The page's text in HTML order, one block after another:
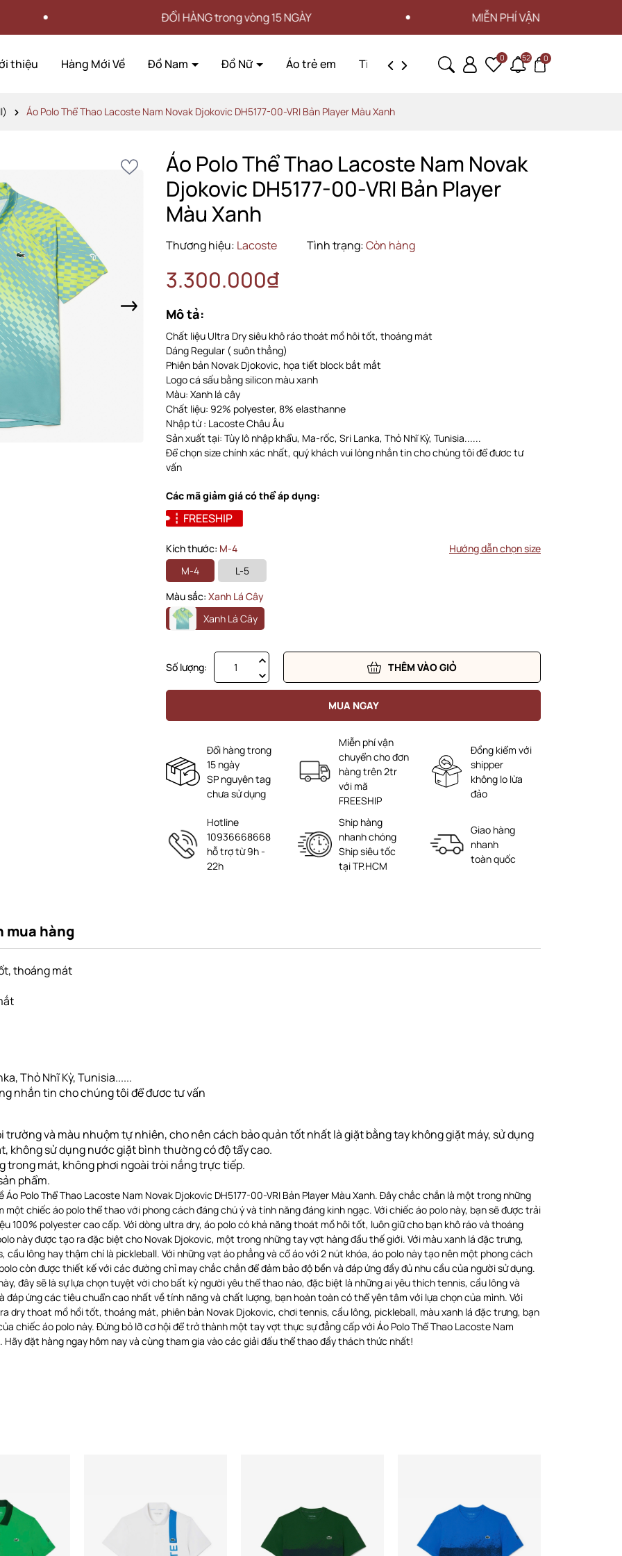
ĐỔI HÀNG trong vòng 15 NGÀY MIỄN PHÍ VẬN CHUYỂN CHO ĐƠN HÀNG
thiệu Hàng Mới Về Đồ Nam Đồ Nữ Áo trẻ em Tin tức Liên hệ 0 52 0
Áo Polo Thể Thao Lacoste Nam Novak Djokovic DH5177-00-VRI Bản Player Màu Xanh
Áo Polo Thể Thao Lacoste Nam Novak
Djokovic DH5177-00-VRI Bản Player
Màu Xanh
Thương hiệu: Lacoste Tình trạng:Còn hàng
3.300.000₫
Mô tả:
Chất liệu Ultra Dry siêu khô ráo thoát mồ hôi tốt, thoáng mát
Dáng Regular ( suôn thẳng)
Phiên bản Novak Djokovic, họa tiết block bắt mắt
Logo cá sấu bằng silicon màu xanh
Màu: Xanh lá cây
Chất liệu: 92% polyester, 8% elasthanne
Nhập từ : Lacoste Châu Âu
Sản xuất tại: Tùy lô nhập khẩu, Ma-rốc, Sri Lanka, Thỏ Nhĩ Kỳ, Tunisia......
Để chọn size chính xác nhất, quý khách vui lòng nhắn tin cho chúng tôi để đươc tư
vấn
Các mã giảm giá có thể áp dụng:
FREESHIP
Kích thước: M-4
Hướng dẫn chọn size
M-4
L-5
Màu sắc: Xanh Lá Cây
Xanh Lá Cây
Số lượng: THÊM VÀO GIỎ
MUA NGAY
Đổi hàng trong
15 ngày
SP nguyên tag
chưa sử dụng
Miễn phí vận
chuyển cho đơn
hàng trên 2tr
với mã
FREESHIP
Đồng kiểm với
shipper
không lo lừa
đảo
Hotline
10936668668
hỗ trợ từ 9h -
22h
Ship hàng
nhanh chóng
Ship siêu tốc
tại TP.HCM
Giao hàng
nhanh
toàn quốc
mua hàng
thoáng mát
Thỏ Nhĩ Kỳ, Tunisia......
nhắn tin cho chúng tôi để đươc tư vấn
và màu nhuộm tự nhiên, cho nên cách bảo quản tốt nhất là giặt bằng tay không giặt máy, sử dụng
không sử dụng nước giặt bình thường có độ tẩy cao.
trong mát, không phơi ngoài tròi nắng trực tiếp.
phẩm.
Polo Thể Thao Lacoste Nam Novak Djokovic DH5177-00-VRI Bản Player Màu Xanh. Đây chắc chắn là một trong những
một chiếc áo polo thể thao với phong cách đáng chú ý và tính năng đáng kinh ngạc. Với chiếc áo polo này, bạn sẽ được trải
100% polyester cao cấp. Với dòng ultra dry, áo polo có khả năng thoát mồ hôi tốt, luôn giữ cho bạn khô ráo và thoáng
này được tạo ra đặc biệt cho Novak Djokovic, một trong những tay vợt hàng đầu thế giới. Với màu xanh lá đặc trưng,
lông hay thậm chí là pickleball. Với những vạt áo phẳng và cổ áo với 2 nút khóa, áo polo này tạo nên một phong cách
còn được thiết kế với các đường chỉ may chắc chắn để đảm bảo độ bền và đáp ứng đầy đủ nhu cầu của người sử dụng.
đây sẽ là sự lựa chọn tuyệt vời cho bất kỳ người yêu thể thao nào, đặc biệt là những ai yêu thích tennis, cầu lông và
đáp ứng các tiêu chuẩn cao nhất về tính năng và chất lượng, bạn hoàn toàn có thể yên tâm với lựa chọn của mình. Với
dry thoat mồ hồi tốt, thoáng mát, phiên bản Novak Djokovic, chơi tennis, cầu lông, pickleball, màu xanh lá đặc trưng, bạn
chiếc áo polo này. Đừng bỏ lỡ cơ hội để trở thành một tay vợt thực sự đẳng cấp với Áo Polo Thể Thao Lacoste Nam
Hãy đặt hàng ngay hôm nay và cùng tham gia vào các giải đấu thể thao đầy thách thức nhất!